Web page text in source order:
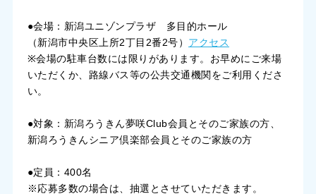
●会場：新潟ユニゾンプラザ 多目的ホール
（新潟市中央区上所2丁目2番2号） アクセス
※会場の駐車台数には限りがあります。お早めにご来場
いただくか、路線バス等の公共交通機関をご利用くださ
い。
●対象：新潟ろうきん夢咲Club会員とそのご家族の方、
新潟ろうきんシニア倶楽部会員とそのご家族の方
●定員：400名
※応募多数の場合は、抽選とさせていただきます。